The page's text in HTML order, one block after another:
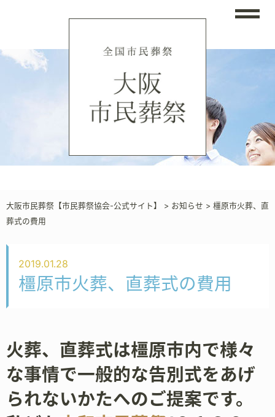
大阪市民葬祭【市民葬祭協会-公式サイト】 > お知らせ > 橿原市火葬、直
葬式の費用
2019.01.28
橿原市火葬、直葬式の費用
火葬、直葬式は橿原市内で様々
な事情で一般的な告別式をあげ
られないかたへのご提案です。